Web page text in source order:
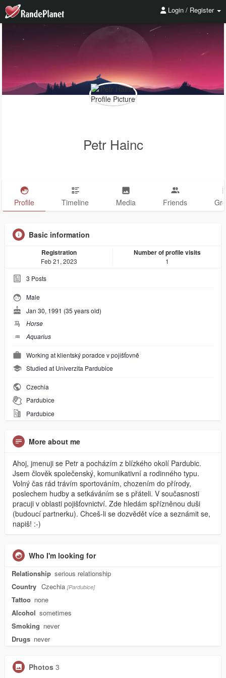
Login / Register
Petr Hainc
Profile Timeline Media Friends
Basic information
Registration
Feb 21, 2023
Number of profile visits
1
3 Posts
Male
Jan 30, 1991 (35 years old)
马 Horse
♒︎ Aquarius
Working at klientský poradce v pojišťovně
Studied at Univerzita Pardubice
Czechia
Pardubice
Pardubice
More about me
Ahoj, jmenuji se Petr a pocházím z blízkého okolí Pardubic.
Jsem člověk společenský, komunikativní a rodinného typu.
Volný čas rád trávím sportováním, chozením do přírody,
poslechem hudby a setkáváním se s přáteli. V současnosti
pracuji v oblasti pojišťovnictví. Zde hledám spřízněnou duši
(budoucí partnerku). Chceš-li se dozvědět více a seznámit se,
napiš! :-)
Who I'm looking for
Relationship serious relationship
Country Czechia [Pardubice]
Tattoo none
Alcohol sometimes
Smoking never
Drugs never
Photos 3